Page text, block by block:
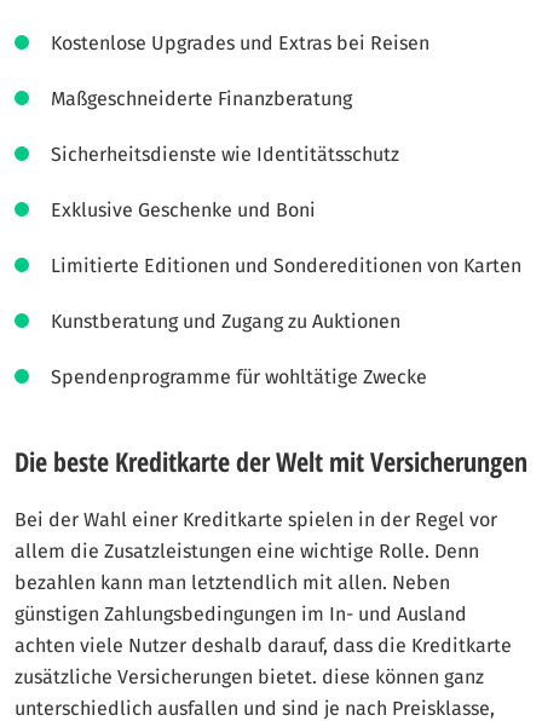
Kostenlose Upgrades und Extras bei Reisen
Maßgeschneiderte Finanzberatung
Sicherheitsdienste wie Identitätsschutz
Exklusive Geschenke und Boni
Limitierte Editionen und Sondereditionen von Karten
Kunstberatung und Zugang zu Auktionen
Spendenprogramme für wohltätige Zwecke
Die beste Kreditkarte der Welt mit Versicherungen
Bei der Wahl einer Kreditkarte spielen in der Regel vor
allem die Zusatzleistungen eine wichtige Rolle. Denn
bezahlen kann man letztendlich mit allen. Neben
günstigen Zahlungsbedingungen im In- und Ausland
achten viele Nutzer deshalb darauf, dass die Kreditkarte
zusätzliche Versicherungen bietet. diese können ganz
unterschiedlich ausfallen und sind je nach Preisklasse,